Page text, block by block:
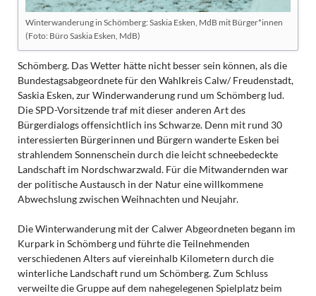
Winterwanderung in Schömberg: Saskia Esken, MdB mit Bürger*innen
(Foto: Büro Saskia Esken, MdB)
Schömberg. Das Wetter hätte nicht besser sein können, als die
Bundestagsabgeordnete für den Wahlkreis Calw/ Freudenstadt,
Saskia Esken, zur Winderwanderung rund um Schömberg lud.
Die SPD-Vorsitzende traf mit dieser anderen Art des
Bürgerdialogs offensichtlich ins Schwarze. Denn mit rund 30
interessierten Bürgerinnen und Bürgern wanderte Esken bei
strahlendem Sonnenschein durch die leicht schneebedeckte
Landschaft im Nordschwarzwald. Für die Mitwandernden war
der politische Austausch in der Natur eine willkommene
Abwechslung zwischen Weihnachten und Neujahr.
Die Winterwanderung mit der Calwer Abgeordneten begann im
Kurpark in Schömberg und führte die Teilnehmenden
verschiedenen Alters auf viereinhalb Kilometern durch die
winterliche Landschaft rund um Schömberg. Zum Schluss
verweilte die Gruppe auf dem nahegelegenen Spielplatz beim